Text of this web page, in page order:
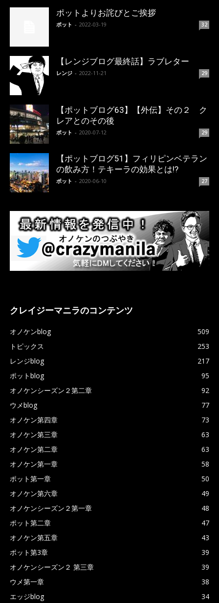
ポットよりお詫びとご挨拶
ポット - 2022-03-19 32
【レンジブログ最終話】ラブレター
レンジ - 2022-11-21 29
【ポットブログ63】【外伝】その２ ク
レアとのその後
ポット - 2020-07-12 29
【ポットブログ51】フィリピンベテラン
の飲み方！テキーラの効果とは!?
ポット - 2020-06-10 27
クレイジーマニラのコンテンツ
オノケンblog
509
トピックス
253
レンジblog
217
ポットblog
95
オノケンシーズン２第二章
92
ウメblog
77
オノケン第四章
73
オノケン第三章
63
オノケン第二章
63
オノケン第一章
58
ポット第一章
50
オノケン第六章
49
オノケンシーズン２第一章
48
ポット第二章
47
オノケン第五章
43
ポット第3章
39
オノケンシーズン２ 第三章
39
ウメ第一章
38
エッジblog
34